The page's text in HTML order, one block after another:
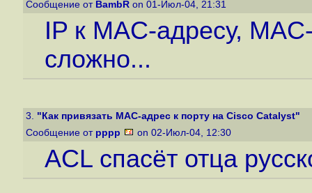
Сообщение от BambR on 01-Июл-04, 21:31
IP к MAC-адресу,
сложно...
3. "Как привязать MAC-адрес к порту на Cisco Catalyst"
Сообщение от pppp on 02-Июл-04, 12:30
ACL спасёт отца